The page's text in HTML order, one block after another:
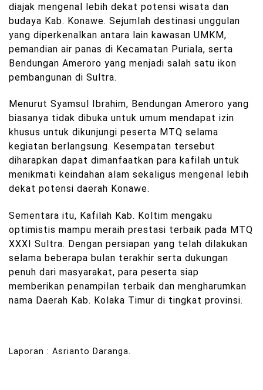
diajak mengenal lebih dekat potensi wisata dan
budaya Kab. Konawe. Sejumlah destinasi unggulan
yang diperkenalkan antara lain kawasan UMKM,
pemandian air panas di Kecamatan Puriala, serta
Bendungan Ameroro yang menjadi salah satu ikon
pembangunan di Sultra.
Menurut Syamsul Ibrahim, Bendungan Ameroro yang
biasanya tidak dibuka untuk umum mendapat izin
khusus untuk dikunjungi peserta MTQ selama
kegiatan berlangsung. Kesempatan tersebut
diharapkan dapat dimanfaatkan para kafilah untuk
menikmati keindahan alam sekaligus mengenal lebih
dekat potensi daerah Konawe.
Sementara itu, Kafilah Kab. Koltim mengaku
optimistis mampu meraih prestasi terbaik pada MTQ
XXXI Sultra. Dengan persiapan yang telah dilakukan
selama beberapa bulan terakhir serta dukungan
penuh dari masyarakat, para peserta siap
memberikan penampilan terbaik dan mengharumkan
nama Daerah Kab. Kolaka Timur di tingkat provinsi.
Laporan : Asrianto Daranga.